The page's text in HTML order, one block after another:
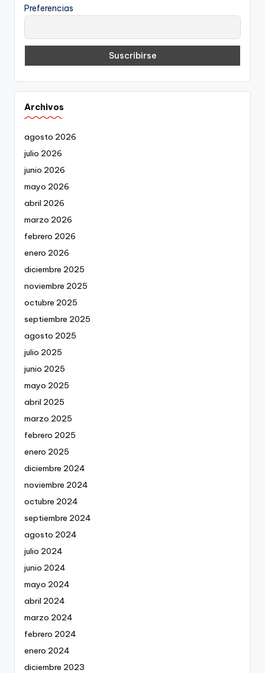
Preferencias
Archivos
agosto 2026
julio 2026
junio 2026
mayo 2026
abril 2026
marzo 2026
febrero 2026
enero 2026
diciembre 2025
noviembre 2025
octubre 2025
septiembre 2025
agosto 2025
julio 2025
junio 2025
mayo 2025
abril 2025
marzo 2025
febrero 2025
enero 2025
diciembre 2024
noviembre 2024
octubre 2024
septiembre 2024
agosto 2024
julio 2024
junio 2024
mayo 2024
abril 2024
marzo 2024
febrero 2024
enero 2024
diciembre 2023